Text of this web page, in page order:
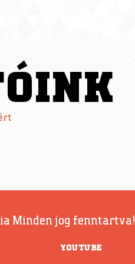
Minden jog fenntartva!
YOUTUBE